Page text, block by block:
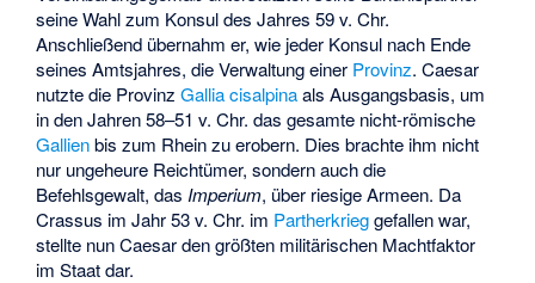
seine Wahl zum Konsul des Jahres 59 v. Chr.
Anschließend übernahm er, wie jeder Konsul nach Ende
seines Amtsjahres, die Verwaltung einer Provinz. Caesar
nutzte die ProvinzGallia cisalpinaals Ausgangsbasis, um
in den Jahren 58–51 v. Chr. das gesamte nicht-römische
Gallienbis zum Rhein zu erobern. Dies brachte ihm nicht
nur ungeheure Reichtümer, sondern auch die
Befehlsgewalt, das Imperium, über riesige Armeen. Da
Crassus im Jahr 53 v. Chr. im Partherkrieggefallen war,
stellte nun Caesar den größten militärischen Machtfaktor
im Staat dar.